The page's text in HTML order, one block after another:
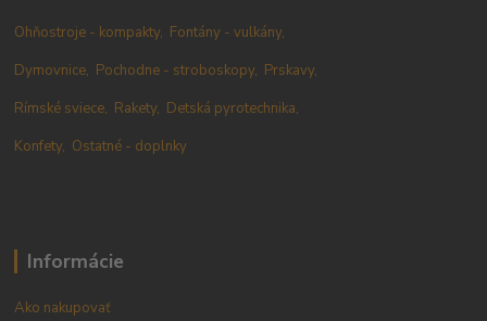
Ohňostroje - kompakty, Fontány - vulkány,
Dymovnice, Pochodne - stroboskopy, Prskavy,
Rímské sviece, Rakety, Detská pyrotechnika,
Konfety, Ostatné - doplnky
Informácie
Ako nakupovať